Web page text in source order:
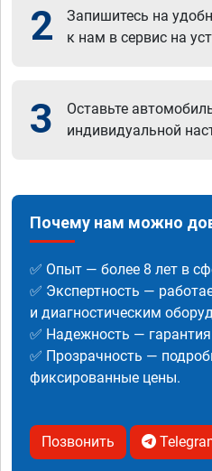
2
Запишитесь на
к нам в сервис на
3
Оставьте
индивидуальной
Почему нам можно
✅ Опыт — более 8 лет в
✅ Экспертность —
и диагностическим
✅ Надежность —
✅ Прозрачность —
фиксированные цены.
Позвонить